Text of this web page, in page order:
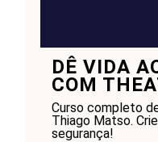
DÊ VIDA
COM
Curso completo
Thiago Matso.
segurança!